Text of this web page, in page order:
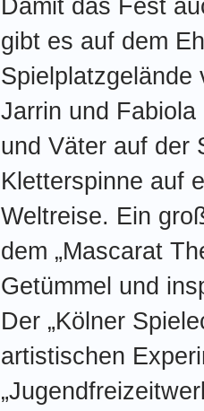
Damit das Fest
gibt es auf dem
Spielplatzgelände
Jarrin und
und Väter auf der
Kletterspinne auf
Weltreise. Ein
dem „Mascarat
Getümmel und
Der „Kölner
artistischen